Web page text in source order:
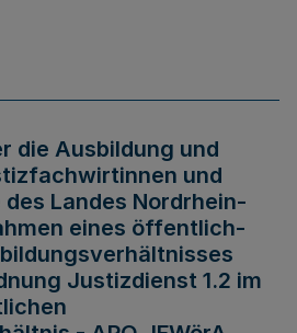
die Ausbildung und
und
Landes Nordrhein-
eines öffentlich-
Justizdienst 1.2 im